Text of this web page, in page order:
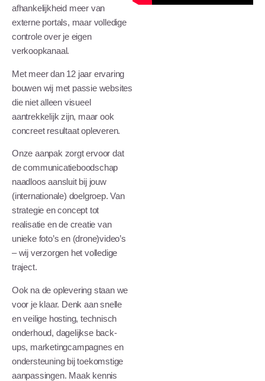
afhankelijkheid meer van
externe portals, maar volledige
controle over je eigen
verkoopkanaal.
Met meer dan 12 jaar ervaring
bouwen wij met passie websites
die niet alleen visueel
aantrekkelijk zijn, maar ook
concreet resultaat opleveren.
Onze aanpak zorgt ervoor dat
de communicatieboodschap
naadloos aansluit bij jouw
(internationale) doelgroep. Van
strategie en concept tot
realisatie en de creatie van
unieke foto’s en (drone)video’s
– wij verzorgen het volledige
traject.
Ook na de oplevering staan we
voor je klaar. Denk aan snelle
en veilige hosting, technisch
onderhoud, dagelijkse back-
ups, marketingcampagnes en
ondersteuning bij toekomstige
aanpassingen. Maak kennis